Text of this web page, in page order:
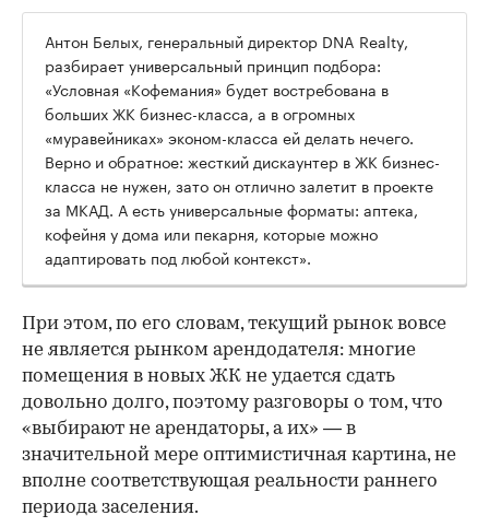
Антон Белых, генеральный директор DNA Realty,
разбирает универсальный принцип подбора:
«Условная «Кофемания» будет востребована в
больших ЖК бизнес-класса, а в огромных
«муравейниках» эконом-класса ей делать нечего.
Верно и обратное: жесткий дискаунтер в ЖК бизнес-
класса не нужен, зато он отлично залетит в проекте
за МКАД. А есть универсальные форматы: аптека,
кофейня у дома или пекарня, которые можно
адаптировать под любой контекст».
При этом, по его словам, текущий рынок вовсе
не является рынком арендодателя: многие
помещения в новых ЖК не удается сдать
довольно долго, поэтому разговоры о том, что
«выбирают не арендаторы, а их» — в
значительной мере оптимистичная картина, не
вполне соответствующая реальности раннего
периода заселения.